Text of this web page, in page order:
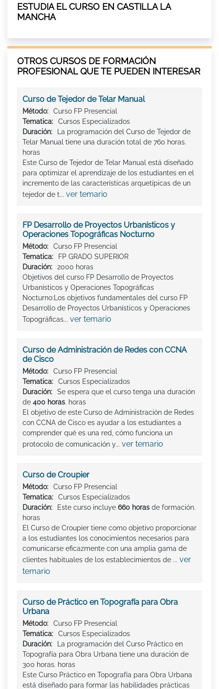
ESTUDIA EL CURSO EN CASTILLA LA
MANCHA
OTROS CURSOS DE FORMACIÓN
PROFESIONAL QUE TE PUEDEN INTERESAR
Curso de Tejedor de Telar Manual
Método:
Curso FP Presencial
Tematica:
Cursos Especializados
Duración:
La programación del Curso de Tejedor de
Telar Manual tiene una duración total de 760 horas.
horas
Este Curso de Tejedor de Telar Manual está diseñado
para optimizar el aprendizaje de los estudiantes en el
incremento de las características arquetípicas de un
tejedor de t... ver temario
FP Desarrollo de Proyectos Urbanísticos y
Operaciones Topográficas Nocturno
Método:
Curso FP Presencial
Tematica:
FP GRADO SUPERIOR
Duración:
2000 horas
Objetivos del curso FP Desarrollo de Proyectos
Urbanísticos y Operaciones Topográficas
Nocturno:Los objetivos fundamentales del curso FP
Desarrollo de Proyectos Urbanísticos y Operaciones
Topográficas... ver temario
Curso de Administración de Redes con CCNA
de Cisco
Método:
Curso FP Presencial
Tematica:
Cursos Especializados
Duración:
Se espera que el curso tenga una duración
de 400 horas. horas
El objetivo de este Curso de Administración de Redes
con CCNA de Cisco es ayudar a los estudiantes a
comprender qué es una red, cómo funciona un
protocolo de comunicación y... ver temario
Curso de Croupier
Método:
Curso FP Presencial
Tematica:
Cursos Especializados
Duración:
Este curso incluye 660 horas de formación.
horas
El Curso de Croupier tiene como objetivo proporcionar
a los estudiantes los conocimientos necesarios para
comunicarse eficazmente con una amplia gama de
clientes habituales de los establecimientos de ... ver
temario
Curso de Práctico en Topografía para Obra
Urbana
Método:
Curso FP Presencial
Tematica:
Cursos Especializados
Duración:
La programación del Curso Práctico en
Topografía para Obra Urbana tiene una duración de
300 horas. horas
Este Curso Práctico en Topografía para Obra Urbana
está diseñado para formar las habilidades prácticas